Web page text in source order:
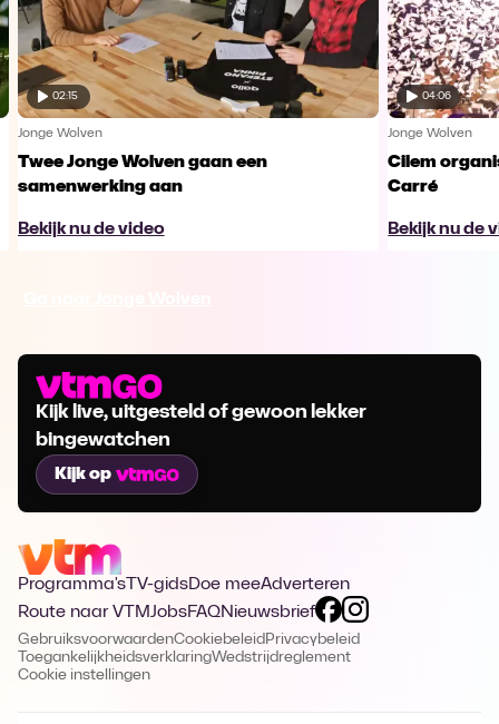
02:15
Jonge Wolven
Twee Jonge Wolven gaan een
samenwerking aan
Bekijk nu de video
04:06
Jonge Wolven
Cilem
Carré
Bekijk nu de
Kijk live, uitgesteld of gewoon lekker
bingewatchen
Kijk op
Programma's TV-gidsDoe meeAdverteren
Route naar VTMJobsFAQNieuwsbrief
GebruiksvoorwaardenCookiebeleid Privacybeleid
ToegankelijkheidsverklaringWedstrijdreglement
Cookie instellingen